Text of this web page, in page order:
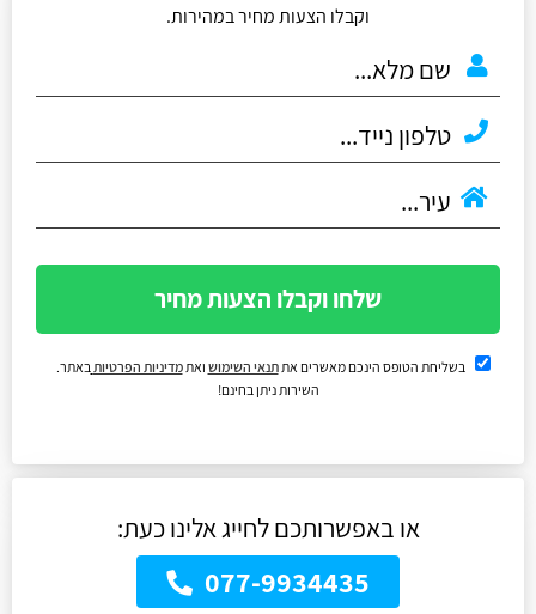
וקבלו הצעות מחיר במהירות.
שלחו וקבלו הצעות מחיר
בשליחת הטופס הינכם מאשרים אתתנאי השימוש ואתמדיניות הפרטיות באתר.
השירות ניתן בחינם!
או באפשרותכם לחייג אלינו כעת:
077-9934435